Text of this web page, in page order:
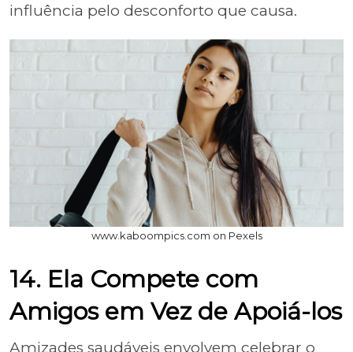
influência pelo desconforto que causa.
www.kaboompics.com on Pexels
14. Ela Compete com
Amigos em Vez de Apoiá-los
Amizades saudáveis envolvem celebrar o